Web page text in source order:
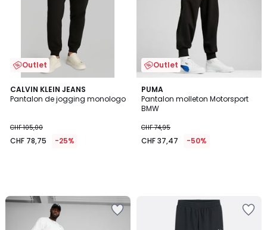
Outlet
CALVIN KLEIN JEANS
Pantalon de jogging monologo
CHF 105,00
CHF 78,75 -25%
Outlet
PUMA
Pantalon molleton Motorsport
BMW
CHF 74,95
CHF 37,47 -50%